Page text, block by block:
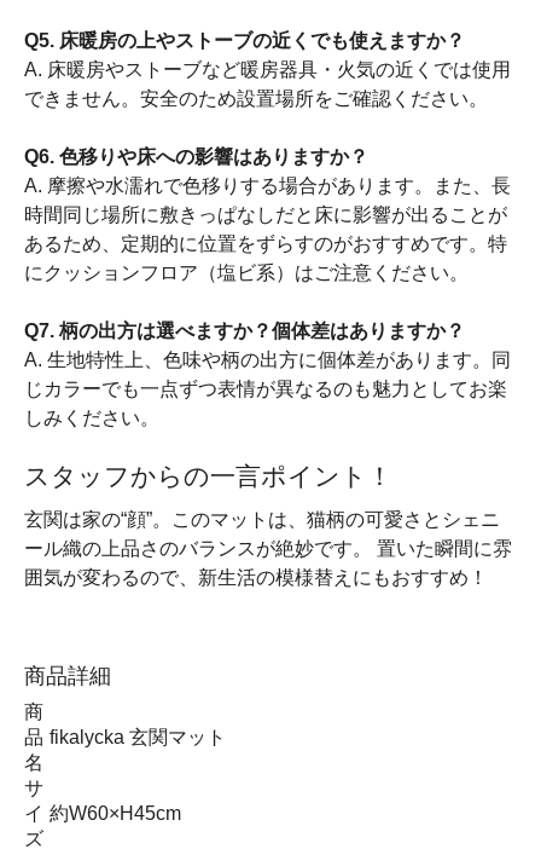
Q5. 床暖房の上やストーブの近くでも使えますか？
A. 床暖房やストーブなど暖房器具・火気の近くでは使用
できません。安全のため設置場所をご確認ください。
Q6. 色移りや床への影響はありますか？
A. 摩擦や水濡れで色移りする場合があります。また、長
時間同じ場所に敷きっぱなしだと床に影響が出ることが
あるため、定期的に位置をずらすのがおすすめです。特
にクッションフロア（塩ビ系）はご注意ください。
Q7. 柄の出方は選べますか？個体差はありますか？
A. 生地特性上、色味や柄の出方に個体差があります。同
じカラーでも一点ずつ表情が異なるのも魅力としてお楽
しみください。
スタッフからの一言ポイント！
玄関は家の“顔”。このマットは、猫柄の可愛さとシェニ
ール織の上品さのバランスが絶妙です。 置いた瞬間に雰
囲気が変わるので、新生活の模様替えにもおすすめ！
商品詳細
商
品
名
fikalycka 玄関マット
サ
イ
ズ
約W60×H45cm